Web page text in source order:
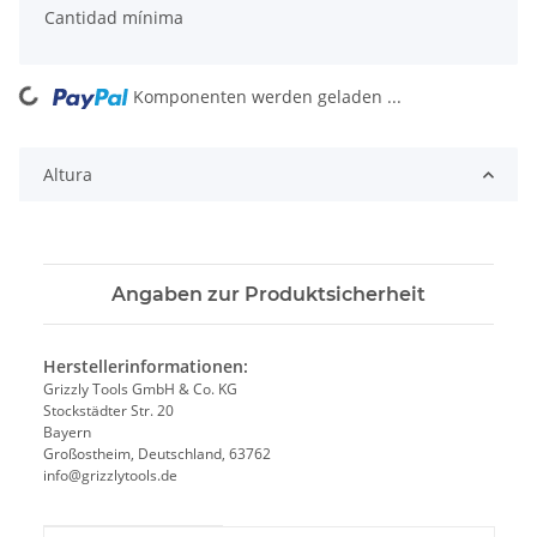
x
Cantidad mínima
Loading... Komponenten werden geladen ...
Altura
Angaben zur Produktsicherheit
Herstellerinformationen:
Grizzly Tools GmbH & Co. KG
Stockstädter Str. 20
Bayern
Großostheim, Deutschland, 63762
info@grizzlytools.de